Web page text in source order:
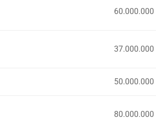
60.000.000
37.000.000
50.000.000
80.000.000